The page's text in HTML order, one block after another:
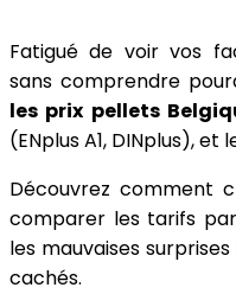
Fatigué de voir vos
sans comprendre
les prix pellets
(ENplus A1, DINplus),
Découvrez comment
comparer les tarifs
les mauvaises
cachés.